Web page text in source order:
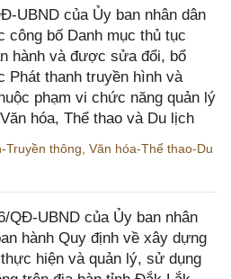
UBND của Ủy ban nhân dân
công bố Danh mục thủ tục
hành và được sửa đổi, bổ
Phát thanh truyền hình và
phạm vi chức năng quản lý
hóa, Thể thao và Du lịch
Truyền thông Văn hóa-Thể thao-Du
QĐ-UBND của Ủy ban nhân
hành Quy định về xây dựng
hiện và quản lý, sử dụng